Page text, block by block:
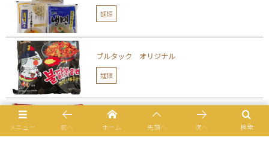
麺類
ブルタック オリジナル
麺類
農心 四川チャパゲティ
麺類
メニュー 検索
前へ ホーム 先頭へ 次へ